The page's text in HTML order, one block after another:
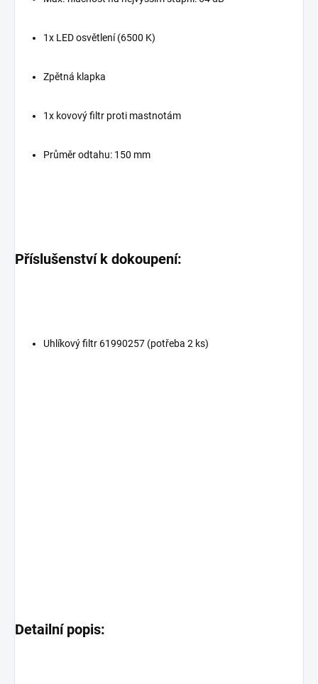
1x LED osvětlení (6500 K)
Zpětná klapka
1x kovový filtr proti mastnotám
Průměr odtahu: 150 mm
Příslušenství k dokoupení:
Uhlíkový filtr 61990257 (potřeba 2 ks)
Detailní popis: